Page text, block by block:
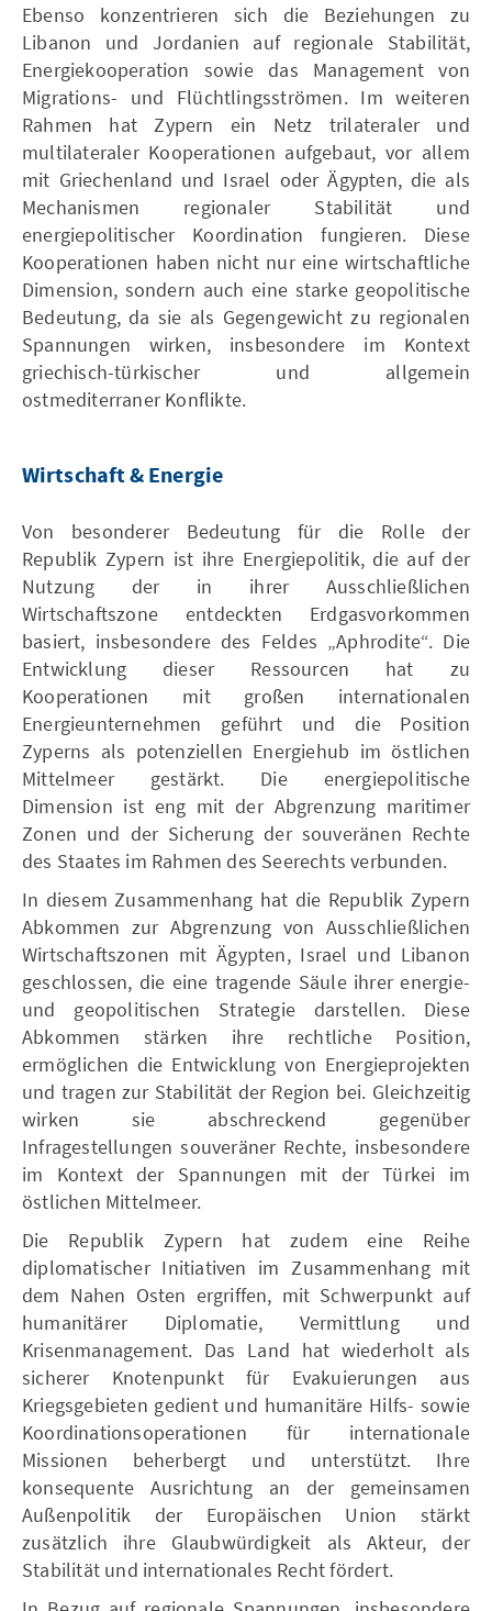
Ebenso konzentrieren sich die Beziehungen zu
Libanon und Jordanien auf regionale Stabilität,
Energiekooperation sowie das Management von
Migrations- und Flüchtlingsströmen. Im weiteren
Rahmen hat Zypern ein Netz trilateraler und
multilateraler Kooperationen aufgebaut, vor allem
mit Griechenland und Israel oder Ägypten, die als
Mechanismen regionaler Stabilität und
energiepolitischer Koordination fungieren. Diese
Kooperationen haben nicht nur eine wirtschaftliche
Dimension, sondern auch eine starke geopolitische
Bedeutung, da sie als Gegengewicht zu regionalen
Spannungen wirken, insbesondere im Kontext
griechisch-türkischer und allgemein
ostmediterraner Konflikte.
Wirtschaft & Energie
Von besonderer Bedeutung für die Rolle der
Republik Zypern ist ihre Energiepolitik, die auf der
Nutzung der in ihrer Ausschließlichen
Wirtschaftszone entdeckten Erdgasvorkommen
basiert, insbesondere des Feldes „Aphrodite“. Die
Entwicklung dieser Ressourcen hat zu
Kooperationen mit großen internationalen
Energieunternehmen geführt und die Position
Zyperns als potenziellen Energiehub im östlichen
Mittelmeer gestärkt. Die energiepolitische
Dimension ist eng mit der Abgrenzung maritimer
Zonen und der Sicherung der souveränen Rechte
des Staates im Rahmen des Seerechts verbunden.
In diesem Zusammenhang hat die Republik Zypern
Abkommen zur Abgrenzung von Ausschließlichen
Wirtschaftszonen mit Ägypten, Israel und Libanon
geschlossen, die eine tragende Säule ihrer energie-
und geopolitischen Strategie darstellen. Diese
Abkommen stärken ihre rechtliche Position,
ermöglichen die Entwicklung von Energieprojekten
und tragen zur Stabilität der Region bei. Gleichzeitig
wirken sie abschreckend gegenüber
Infragestellungen souveräner Rechte, insbesondere
im Kontext der Spannungen mit der Türkei im
östlichen Mittelmeer.
Die Republik Zypern hat zudem eine Reihe
diplomatischer Initiativen im Zusammenhang mit
dem Nahen Osten ergriffen, mit Schwerpunkt auf
humanitärer Diplomatie, Vermittlung und
Krisenmanagement. Das Land hat wiederholt als
sicherer Knotenpunkt für Evakuierungen aus
Kriegsgebieten gedient und humanitäre Hilfs- sowie
Koordinationsoperationen für internationale
Missionen beherbergt und unterstützt. Ihre
konsequente Ausrichtung an der gemeinsamen
Außenpolitik der Europäischen Union stärkt
zusätzlich ihre Glaubwürdigkeit als Akteur, der
Stabilität und internationales Recht fördert.